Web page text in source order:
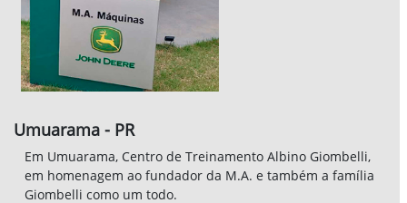
Lá são entregues seguintes treinamentos:
Service ADVISOR;
Elétrica e Hidráulica;
Eletrônica Embarcada;
Motores e transmissão;